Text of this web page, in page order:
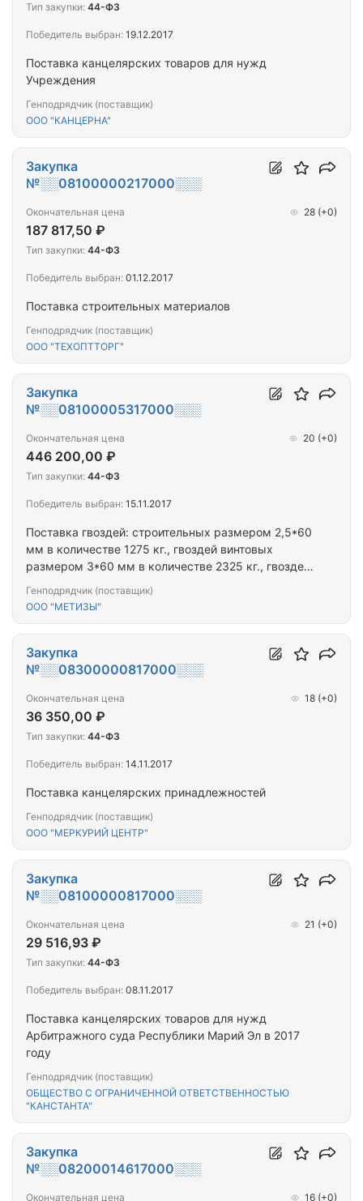
Поставка канцелярских товаров для нужд
Учреждения
Генподрядчик (поставщик)
ООО "КАНЦЕРНА"
Тип закупки: 44-ФЗ
Победитель выбран: 19.12.2017
Поставка строительных материалов
Генподрядчик (поставщик)
ООО "ТЕХОПТТОРГ"
Закупка
№░░08100000217000░░░
Окончательная цена
187 817,50 ₽
28 (+0)
Тип закупки: 44-ФЗ
Победитель выбран: 01.12.2017
Поставка гвоздей: строительных размером 2,5*60
мм в количестве 1275 кг., гвоздей винтовых
размером 3*60 мм в количестве 2325 кг., гвоздей
кг. для нужд ФКУ ИК-5 УФСИН России по
Генподрядчик (поставщик)
ООО "МЕТИЗЫ"
Закупка
№░░08100005317000░░░
Окончательная цена
446 200,00 ₽
20 (+0)
Тип закупки: 44-ФЗ
Победитель выбран: 15.11.2017
Поставка канцелярских принадлежностей
Генподрядчик (поставщик)
ООО "МЕРКУРИЙ ЦЕНТР"
Закупка
№░░08300000817000░░░
Окончательная цена
36 350,00 ₽
18 (+0)
Тип закупки: 44-ФЗ
Победитель выбран: 14.11.2017
Поставка канцелярских товаров для нужд
Арбитражного суда Республики Марий Эл в 2017
году
Генподрядчик (поставщик)
ОБЩЕСТВО С ОГРАНИЧЕННОЙ ОТВЕТСТВЕННОСТЬЮ
"КАНСТАНТА"
Закупка
№░░08100000817000░░░
Окончательная цена
29 516,93 ₽
21 (+0)
Тип закупки: 44-ФЗ
Победитель выбран: 08.11.2017
Закупка
№░░08200014617000░░░
Окончательная цена 16 (+0)